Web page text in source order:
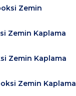
Zemin
Zemin Kaplama
Zemin Kaplama
Zemin Kaplama